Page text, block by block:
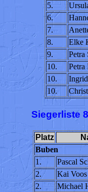
5.
6.
7.
8.
Elke
9.
Petra
10.
Petra
10.
10.
Siegerliste
Platz
Buben
1.
Pascal
2.
Kai Voos
2.
Michael